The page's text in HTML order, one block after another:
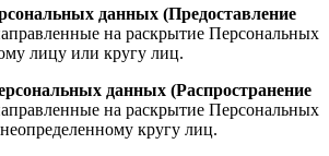
данных (Предоставление
на раскрытие Персональных
лицу или кругу лиц.
данных (Распространение
на раскрытие Персональных
кругу лиц.